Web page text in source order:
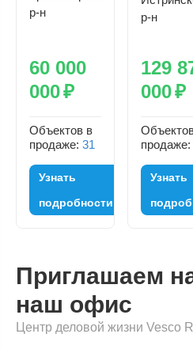
р-н
Объектов в
продаже: 31
60 000
000₽
Узнать
подробности
р-н
продаже:
129
000₽
Узнать
Приглашаем
наш офис
Центр деловой жизни Vesco